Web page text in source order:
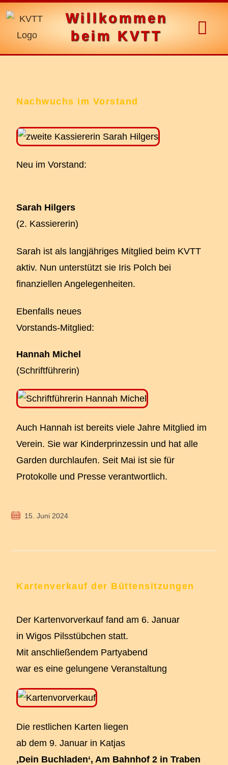
Willkommen
beim KVTT
Nachwuchs im Vorstand
Neu im Vorstand:
Sarah Hilgers
(2. Kassiererin)
Sarah ist als langjähriges Mitglied beim KVTT
aktiv. Nun unterstützt sie Iris Polch bei
finanziellen Angelegenheiten.
Ebenfalls neues
Vorstands-Mitglied:
Hannah Michel
(Schriftführerin)
Auch Hannah ist bereits viele Jahre Mitglied im
Verein. Sie war Kinderprinzessin und hat alle
Garden durchlaufen. Seit Mai ist sie für
Protokolle und Presse verantwortlich.
15. Juni 2024
Kartenverkauf der Büttensitzungen
Der Kartenvorverkauf fand am 6. Januar
in Wigos Pilsstübchen statt.
Mit anschließendem Partyabend
war es eine gelungene Veranstaltung
Die restlichen Karten liegen
ab dem 9. Januar in Katjas
‚Dein Buchladen‘, Am Bahnhof 2 in Traben